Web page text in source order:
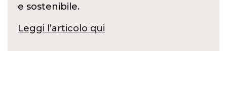
e sostenibile.
Leggi l’articolo qui